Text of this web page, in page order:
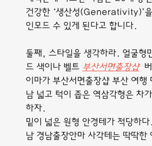
건강한 ‘생산성(Generativity)’을
인모드 수 있게 된다고 합니다.
둘째, 스타일을 생각하라. 얼굴형
드 색이나 벨트 부산서면출장샵
이마가 부산서면출장샵 부산 여
남 넓고 턱이 좁은 역삼각형은 차
하자.
밑이 넓은 원형 안경테가 적당하다.
남 경남출장안마 사각테는 딱딱